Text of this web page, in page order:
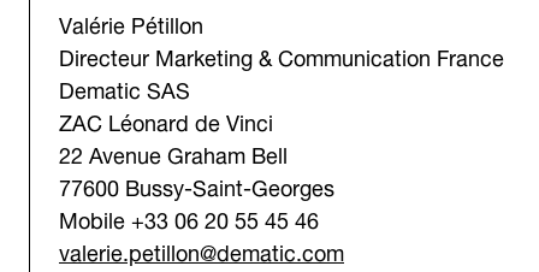
Valérie Pétillon
Directeur Marketing & Communication France
Dematic SAS
ZAC Léonard de Vinci
22 Avenue Graham Bell
77600 Bussy-Saint-Georges
Mobile +33 06 20 55 45 46
valerie.petillon@dematic.com